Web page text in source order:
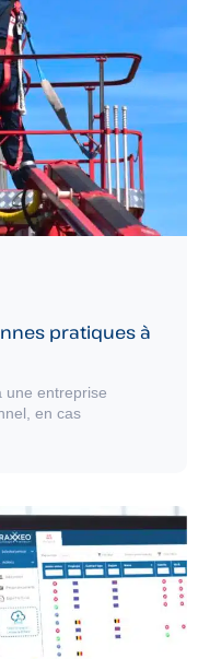
pratiques à
une entreprise
en cas